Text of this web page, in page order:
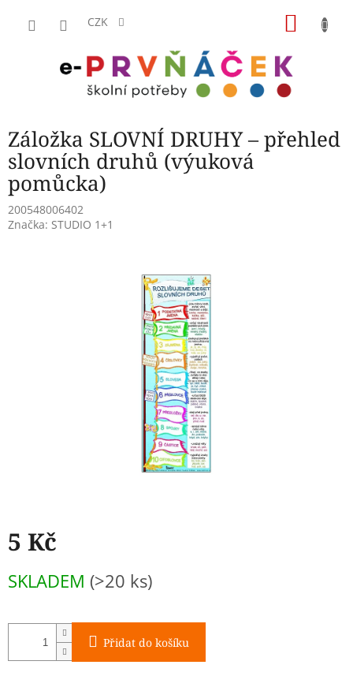
CZK
Záložka SLOVNÍ DRUHY – přehled
slovních druhů (výuková
pomůcka)
200548006402
Značka: STUDIO 1+1
5 Kč
cena:
SKLADEM (>20 ks)
Přidat do košíku